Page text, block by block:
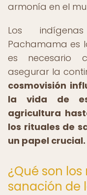
armonía en el
Los
Pachamama es
es necesario
asegurar la
cosmovisión
la vida de
agricultura
los rituales de
un papel crucial.
¿Qué son
sanación de